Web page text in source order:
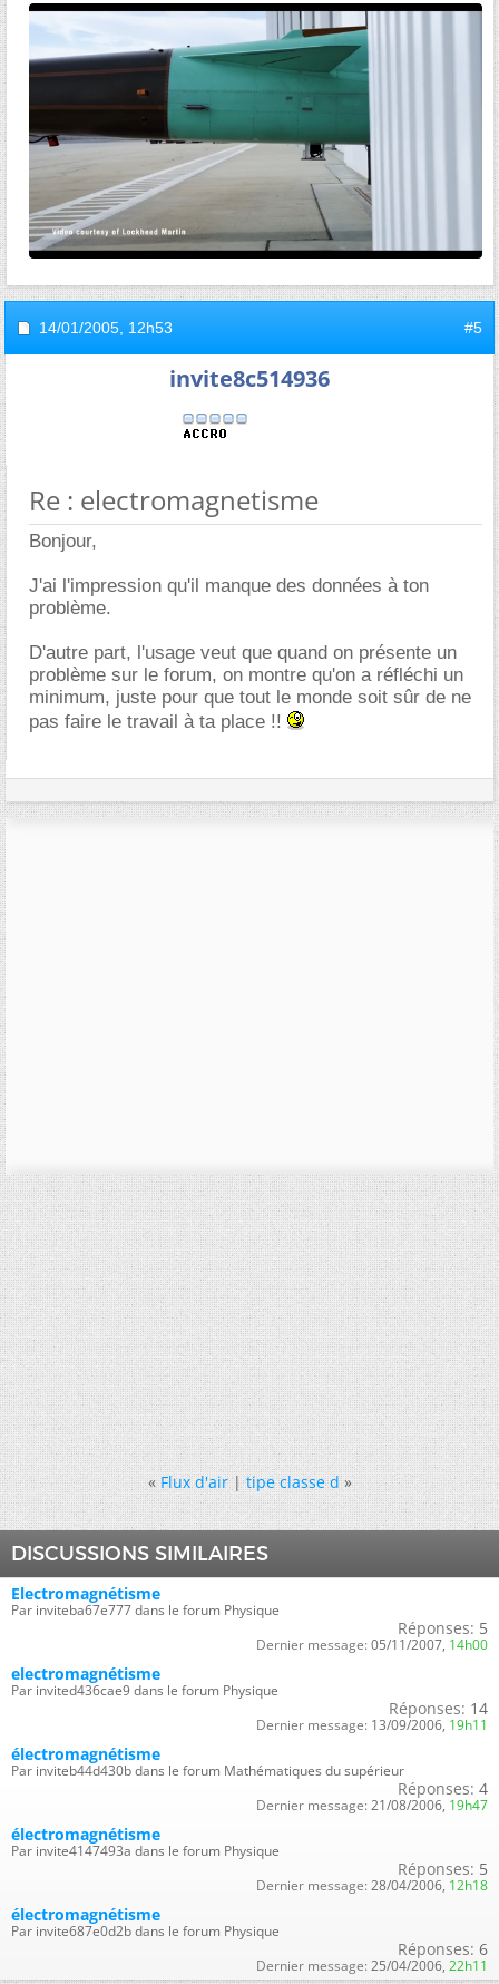
14/01/2005, 12h53 #5
invite8c514936
Re : electromagnetisme
Bonjour,
J'ai l'impression qu'il manque des données à ton
problème.
D'autre part, l'usage veut que quand on présente un
problème sur le forum, on montre qu'on a réfléchi un
minimum, juste pour que tout le monde soit sûr de ne
pas faire le travail à ta place !!
« Flux d'air|tipe classe d »
DISCUSSIONS SIMILAIRES
Electromagnétisme
Par inviteba67e777 dans le forum Physique
Réponses: 5
Dernier message: 05/11/2007, 14h00
electromagnétisme
Par invited436cae9 dans le forum Physique
Réponses: 14
Dernier message: 13/09/2006, 19h11
électromagnétisme
Par inviteb44d430b dans le forum Mathématiques du supérieur
Réponses: 4
Dernier message: 21/08/2006, 19h47
électromagnétisme
Par invite4147493a dans le forum Physique
Réponses: 5
Dernier message: 28/04/2006, 12h18
électromagnétisme
Par invite687e0d2b dans le forum Physique
Réponses: 6
Dernier message: 25/04/2006, 22h11